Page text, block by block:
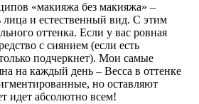
«макияжа без макияжа» –
лица и естественный вид. С этим
оттенка. Если у вас ровная
с сиянием (если есть
подчеркнет). Мои самые
на каждый день – Becca в оттенке
но оставляют
идет абсолютно всем!